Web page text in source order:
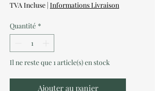
TVA Incluse | Informations Livraison
Quantité *
Il ne reste que 1 article(s) en stock
Ajouter au panier